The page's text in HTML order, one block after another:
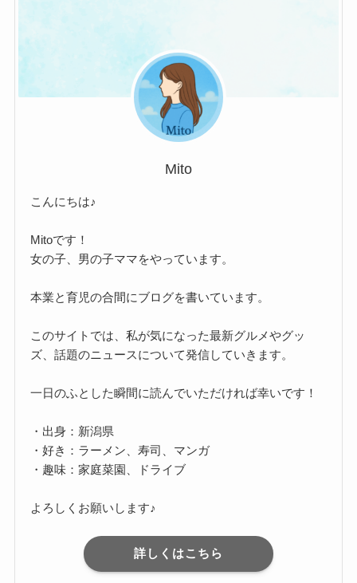
Mito
こんにちは♪
Mitoです！
女の子、男の子ママをやっています。
本業と育児の合間にブログを書いています。
このサイトでは、私が気になった最新グルメやグッ
ズ、話題のニュースについて発信していきます。
一日のふとした瞬間に読んでいただければ幸いです！
・出身：新潟県
・好き：ラーメン、寿司、マンガ
・趣味：家庭菜園、ドライブ
よろしくお願いします♪
詳しくはこちら